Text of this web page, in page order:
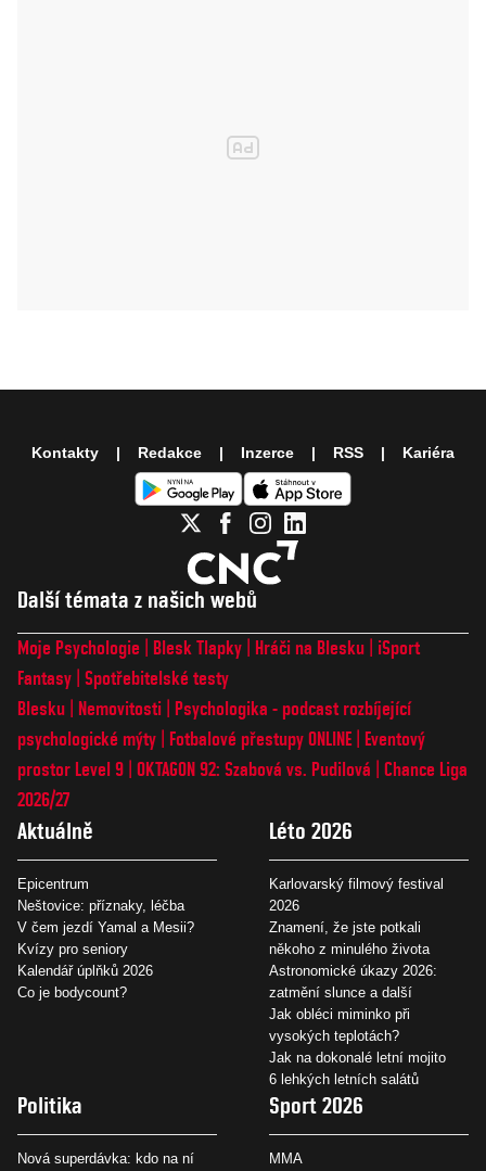
Další témata z našich webů
Moje Psychologie Blesk Tlapky Hráči na Blesku
iSport
Fantasy Spotřebitelské testy
Blesku
Nemovitosti
Psychologika - podcast rozbíjející
psychologické mýty
Fotbalové přestupy ONLINE
Eventový
prostor Level 9 OKTAGON 92: Szabová vs. Pudilová
Chance Liga
2026/27
Aktuálně
Epicentrum
Neštovice: příznaky, léčba
V čem jezdí Yamal a Mesii?
Kvízy pro seniory
Kalendář úplňků 2026
Co je bodycount?
Léto 2026
Karlovarský filmový festival
2026
Znamení, že jste potkali
někoho z minulého života
Astronomické úkazy 2026:
zatmění slunce a další
Jak obléci miminko při
vysokých teplotách?
Jak na dokonalé letní mojito
6 lehkých letních salátů
Politika
Nová superdávka: kdo na ní
Sport 2026
MMA
Kontakty Redakce Inzerce RSS Kariéra